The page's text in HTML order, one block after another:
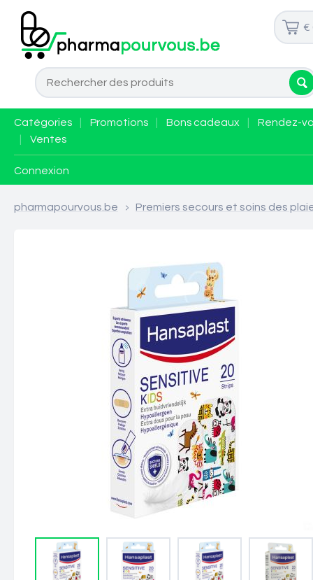
€
Catégories Promotions Bons cadeaux
Rendez-
Ventes
Connexion
pharmapourvous.be > Premiers secours et soins des